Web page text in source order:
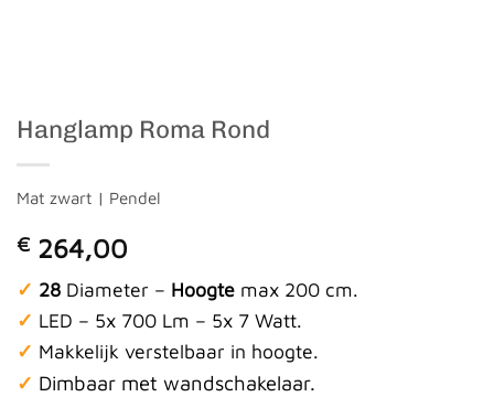
Hanglamp Roma Rond
Mat zwart | Pendel
€ 264,00
✓ 28 Diameter – Hoogte max 200 cm.
✓ LED – 5x 700 Lm – 5x 7 Watt.
✓ Makkelijk verstelbaar in hoogte.
✓ Dimbaar met wandschakelaar.